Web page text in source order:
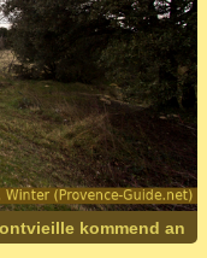
kommend an